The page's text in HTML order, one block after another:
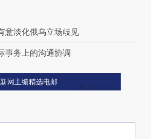
意淡化俄乌立场歧见
事务上的沟通协调
网主编精选电邮